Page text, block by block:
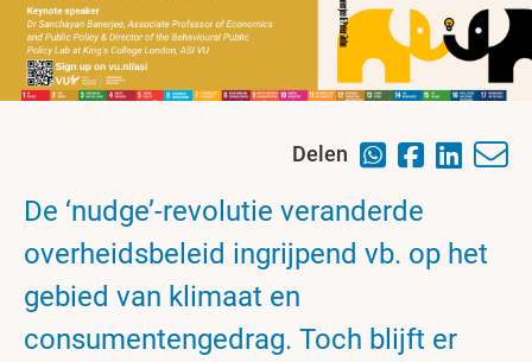
Delen
De ‘nudge’-revolutie veranderde
overheidsbeleid ingrijpend vb. op het
gebied van klimaat en
consumentengedrag. Toch blijft er